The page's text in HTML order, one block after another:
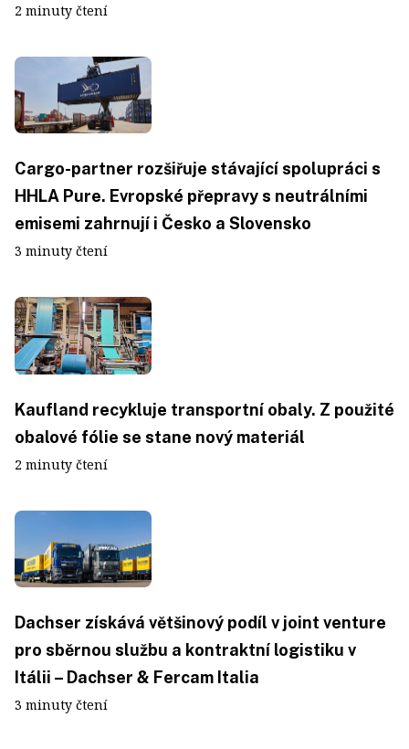
2 minuty čtení
Cargo-partner rozšiřuje stávající spolupráci s
HHLA Pure. Evropské přepravy s neutrálními
emisemi zahrnují i Česko a Slovensko
3 minuty čtení
Kaufland recykluje transportní obaly. Z použité
obalové fólie se stane nový materiál
2 minuty čtení
Dachser získává většinový podíl v joint venture
pro sběrnou službu a kontraktní logistiku v
Itálii – Dachser & Fercam Italia
3 minuty čtení